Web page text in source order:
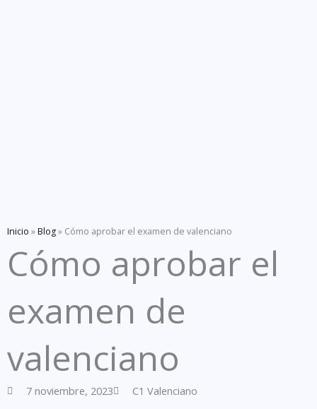
Inicio »Blog» Cómo aprobar el examen de valenciano
Cómo aprobar el
examen de
valenciano
7 noviembre, 2023 C1 Valenciano